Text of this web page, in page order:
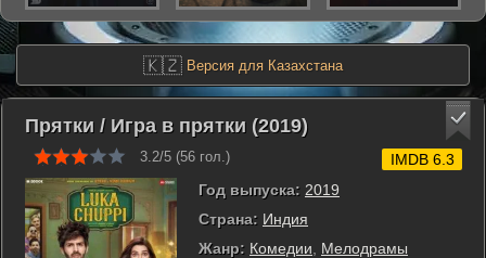
🇰🇿 Версия для Казахстана
Прятки / Игра в прятки (2019)
3.2/5 (56 гол.)
Год выпуска: 2019
Страна: Индия
Жанр: Комедии
Мелодрамы
IMDB 6.3